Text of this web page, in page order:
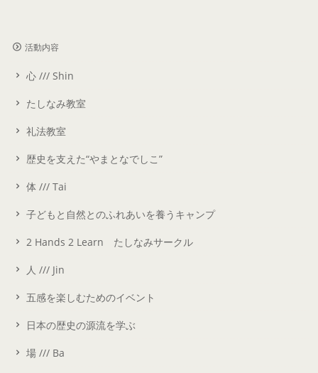
活動内容
心 /// Shin
たしなみ教室
礼法教室
歴史を支えた“やまとなでしこ”
体 /// Tai
子どもと自然とのふれあいを養うキャンプ
2 Hands 2 Learn たしなみサークル
人 /// Jin
五感を楽しむためのイベント
日本の歴史の源流を学ぶ
場 /// Ba